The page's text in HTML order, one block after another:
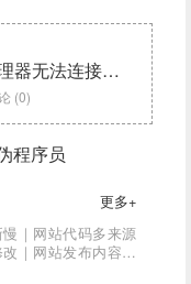
器无法连接到 WMI 提
(0)
程序员
更多+
｜网站代码多来源
｜网站发布内容亲